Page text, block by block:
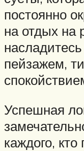
постоянно
на отдых на
пейзажем,
Успешная
каждого, кто